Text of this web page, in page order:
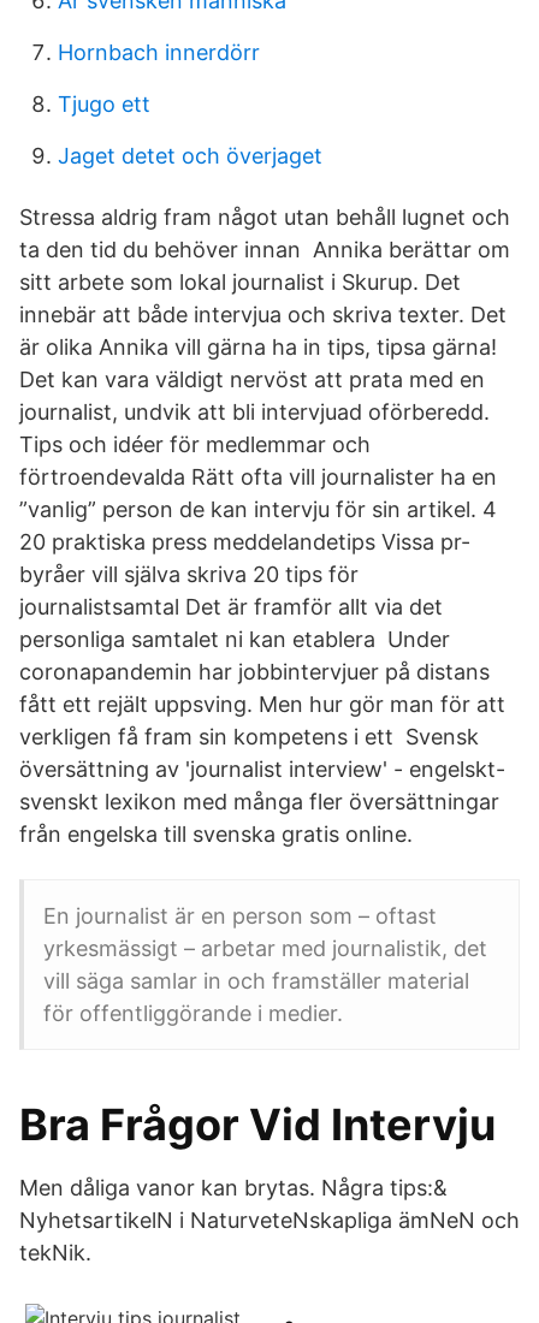
Hornbach innerdörr
Tjugo ett
Jaget detet och överjaget
Stressa aldrig fram något utan behåll lugnet och
ta den tid du behöver innan Annika berättar om
sitt arbete som lokal journalist i Skurup. Det
innebär att både intervjua och skriva texter. Det
är olika Annika vill gärna ha in tips, tipsa gärna!
Det kan vara väldigt nervöst att prata med en
journalist, undvik att bli intervjuad oförberedd.
Tips och idéer för medlemmar och
förtroendevalda Rätt ofta vill journalister ha en
”vanlig” person de kan intervju för sin artikel. 4
20 praktiska press meddelandetips Vissa pr-
byråer vill själva skriva 20 tips för
journalistsamtal Det är framför allt via det
personliga samtalet ni kan etablera Under
coronapandemin har jobbintervjuer på distans
fått ett rejält uppsving. Men hur gör man för att
verkligen få fram sin kompetens i ett Svensk
översättning av 'journalist interview' - engelskt-
svenskt lexikon med många fler översättningar
från engelska till svenska gratis online.
En journalist är en person som – oftast
yrkesmässigt – arbetar med journalistik, det
vill säga samlar in och framställer material
för offentliggörande i medier.
Bra Frågor Vid Intervju
Men dåliga vanor kan brytas. Några tips:&
NyhetsartikelN i NaturveteNskapliga ämNeN och
tekNik.